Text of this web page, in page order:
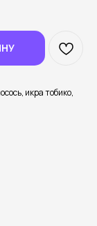
икра тобико,